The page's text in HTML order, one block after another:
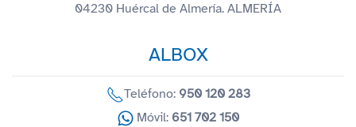
04230 Huércal de Almería. ALMERÍA
ALBOX
Teléfono: 950 120 283
Móvil: 651 702 150